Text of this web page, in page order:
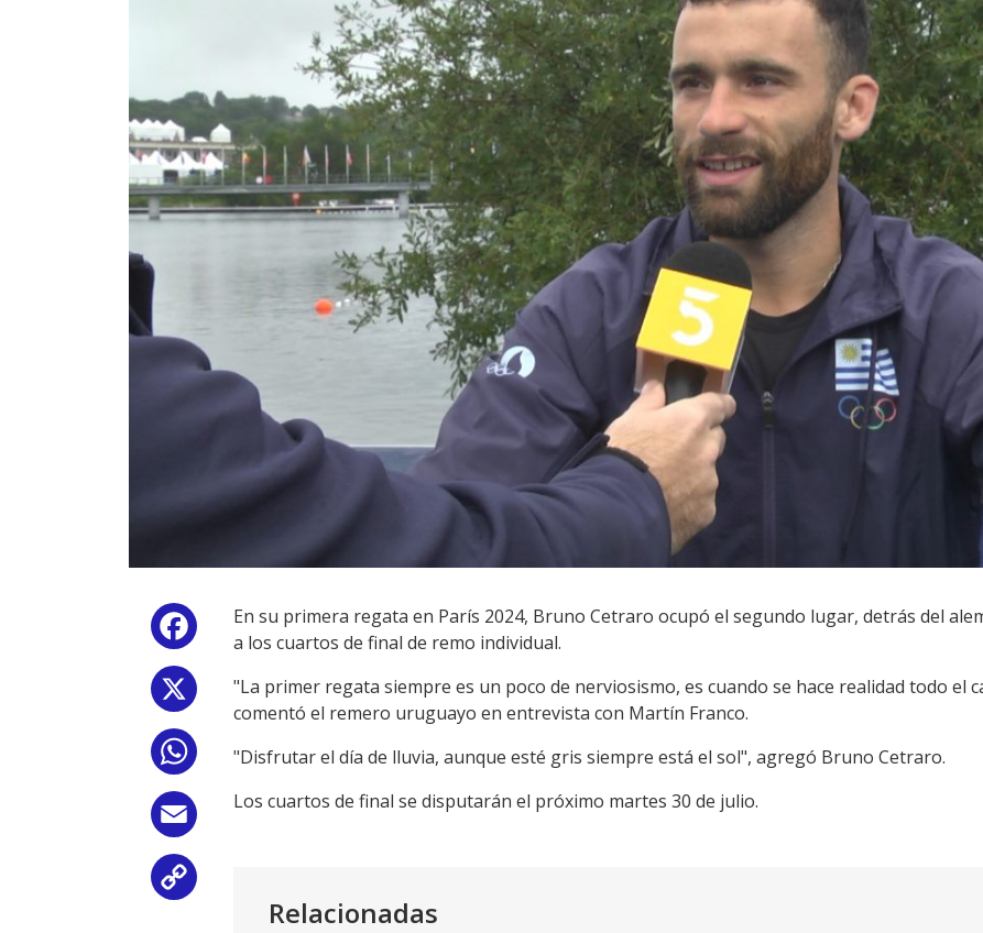
Facebook
WhatsApp
En su primera regata en París 2024, Bruno Cetraro ocupó el segundo lugar, detrás del
a los cuartos de final de remo individual.
"La primer regata siempre es un poco de nerviosismo, es cuando se hace realidad todo el
comentó el remero uruguayo en entrevista con Martín Franco.
"Disfrutar el día de lluvia, aunque esté gris siempre está el sol", agregó Bruno Cetraro.
Los cuartos de final se disputarán el próximo martes 30 de julio.
Relacionadas